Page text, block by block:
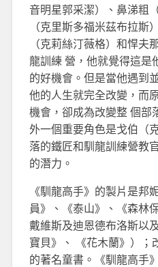
音明星郭采潔）、鼻涕粗
（克里斯多福米茲布拉斯
（克莉絲汀薇格）和悍夫
龍訓練 營，他就覺得這是
的好機會。但是當他遇到
他的人生就完全改變，而
機會，卻成為改變整 個部
外一個重要角色是戈伯（
落的鐵匠和馴龍訓練營教
的潛力。
《馴龍高手》的製片是邦
員》、《泰山》、《森林
戴維斯及迪恩德布洛斯以
寶貝》、 《花木蘭》）；
的著名童書。《馴龍高手